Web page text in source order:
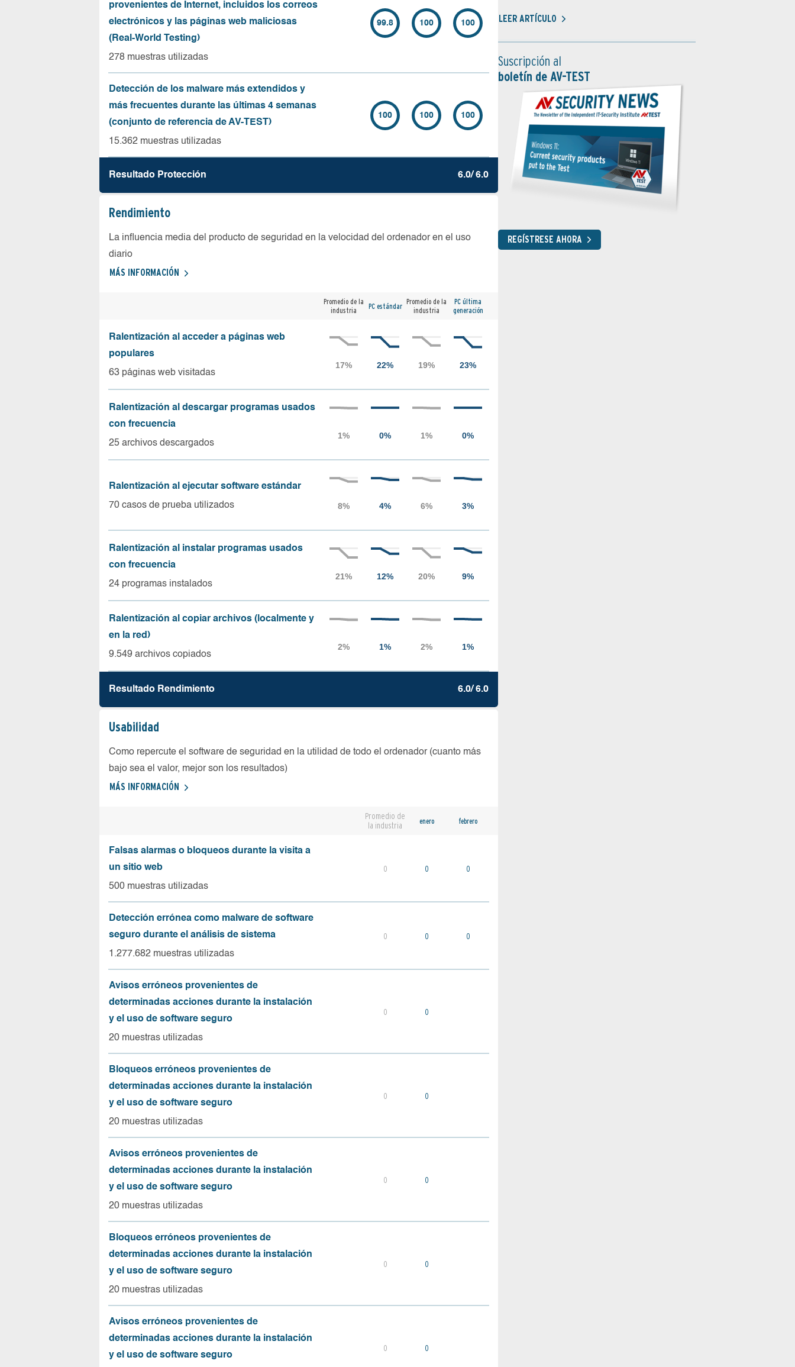
provenientes de Internet, incluidos los correos
electrónicos y las páginas web maliciosas
(Real-World Testing)
278 muestras utilizadas
99.8 100 100
Detección de los malware más extendidos y
más frecuentes durante las últimas 4 semanas
(conjunto de referencia de AV-TEST)
15.362 muestras utilizadas
100 100 100
Resultado Protección 6.0/ 6.0
Rendimiento
La influencia media del producto de seguridad en la velocidad del ordenador en el uso
diario
MÁS INFORMACIÓN
Promedio de la
industria
PC estándar Promedio de la
industria
PC última
generación
Ralentización al acceder a páginas web
populares
63 páginas web visitadas
Ralentización al descargar programas usados
con frecuencia
25 archivos descargados
Ralentización al ejecutar software estándar
70 casos de prueba utilizados
Ralentización al instalar programas usados
con frecuencia
24 programas instalados
Ralentización al copiar archivos (localmente y
en la red)
9.549 archivos copiados
Resultado Rendimiento 6.0/ 6.0
Usabilidad
Como repercute el software de seguridad en la utilidad de todo el ordenador (cuanto más
bajo sea el valor, mejor son los resultados)
MÁS INFORMACIÓN
Promedio de
la industria
enero febrero
Falsas alarmas o bloqueos durante la visita a
un sitio web
500 muestras utilizadas
0 0 0
Detección errónea como malware de software
seguro durante el análisis de sistema
1.277.682 muestras utilizadas
0 0 0
Avisos erróneos provenientes de
determinadas acciones durante la instalación
y el uso de software seguro
20 muestras utilizadas
0 0
Bloqueos erróneos provenientes de
determinadas acciones durante la instalación
y el uso de software seguro
20 muestras utilizadas
0 0
Avisos erróneos provenientes de
determinadas acciones durante la instalación
y el uso de software seguro
20 muestras utilizadas
0 0
Bloqueos erróneos provenientes de
determinadas acciones durante la instalación
y el uso de software seguro
20 muestras utilizadas
0 0
Avisos erróneos provenientes de
determinadas acciones durante la instalación
y el uso de software seguro
0 0
LEER ARTÍCULO
Suscripción al
boletín de AV-TEST
REGÍSTRESE AHORA